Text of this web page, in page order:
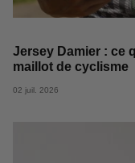
Jersey Damier : ce
maillot de cyclisme
02 juil. 2026